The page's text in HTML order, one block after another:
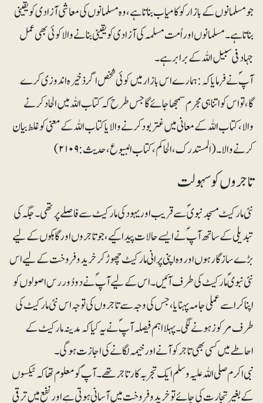
جو مسلمانوں کے بازار کو کامیاب بناتا ہے، وہ مسلمانوں کی معاشی آزادی کو یقینی
بناتا ہے۔مسلمانوں اور اُمت مسلمہ کی آزادی کو یقینی بنانے والا کوئی بھی عمل
جہاد فی سبیل اللہ کے برابر ہے۔
آپؐ نے فرمایا کہ: ہمارے اس بازار میں کوئی شخص اگر ذخیرہ اندوزی کرے
گا،تو اس کو اتنا ہی مجرم سمجھا جائے گا جس طرح کہ کتاب اللہ میں الحاد کرنے
والا، کتاب اللہ کے معانی میں غتربود کرنے والا یا کتاب اللہ کے معنی کو غلط بیان
کرنے والا۔ (المستدرک ، الحاکم،کتاب البیوع، حدیث:۲۱۰۹)
تاجروں کو سہولت
نئی مارکیٹ مسجد نبویؐ سے قریب اور یہود کی مارکیٹ سے فاصلے پر تھی۔ جگہ کی
تبدیلی کے ساتھ آپؐ نے ایسے حالات پیدا کیے، جو تاجروں اور گاہکوں کے لیے
بڑے سازگار ہوں اور وہ اپنی پرانی مارکیٹ چھوڑ کر خریدوفروخت کے لیے اس
نئی نبویؐ مارکیٹ کی طرف آئیں۔ اس کے لیے آپؐ نے دو دُور رس اصولوں کو
اپنا کر اسے عملی جامہ پہنایا، جس کی وجہ سے تاجروں کی توجہ اس نئی مارکیٹ کی
طرف مرکوز ہونے لگی۔ پہلا اہم فیصلہ آپؐ نے یہ کیا کہ مدینہ مارکیٹ کے
احاطے میں کسی بھی تاجر کو آنے اور خیمہ لگانے کی اجازت ہوگی۔
نبی اکرم صلی اللہ علیہ وسلم ایک تجربہ کار تاجر تھے۔ آپؐ کو معلوم تھا کہ ٹیکسوں
کے بغیر تجارت کی جائے تو خریدوفروخت میں آسانی ہوتی ہے اور نفع میں ترقی